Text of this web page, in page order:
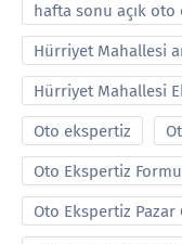
hafta sonu açık oto
Hürriyet Mahallesi
Hürriyet Mahallesi
Oto ekspertiz
Oto Ekspertiz Formu
Oto Ekspertiz Pazar